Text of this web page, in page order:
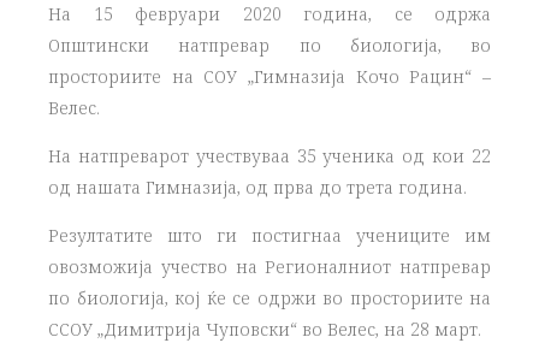
На 15 февруари 2020 година, се одржа
Општински натпревар по биологија, во
просториите на СОУ „Гимназија Кочо Рацин“ –
Велес.
На натпреварот учествуваа 35 ученика од кои 22
од нашата Гимназија, од прва до трета година.
Резултатите што ги постигнаа учениците им
овозможија учество на Регионалниот натпревар
по биологија, кој ќе се одржи во просториите на
ССОУ „Димитрија Чуповски“ во Велес, на 28 март.